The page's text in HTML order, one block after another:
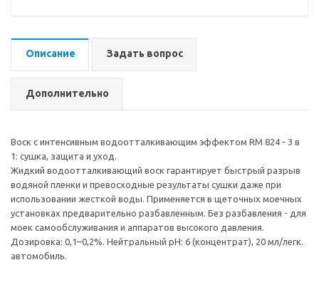
Описание Задать вопрос
Дополнительно
Воск с интенсивным водоотталкивающим эффектом RM 824 - 3 в
1: сушка, защита и уход.
Жидкий водоотталкивающий воск гарантирует быстрый разрыв
водяной пленки и превосходные результаты сушки даже при
использовании жесткой воды. Применяется в щеточных моечных
установках предварительно разбавленным. Без разбавления - для
моек самообслуживания и аппаратов высокого давления.
Дозировка: 0,1–0,2%. Нейтральный pH: 6 (концентрат), 20 мл/легк.
автомобиль.